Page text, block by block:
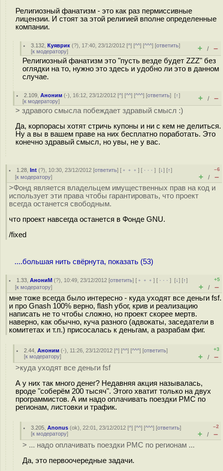
Религиозный фанатизм - это как раз пермиссивные
лицензии. И стоят за этой религией вполне определенные
компании.
3.132 ,Куяврик (?), 17:40, 23/12/2012 [^] [^^] [^^^] [ответить]
[к модератору] + / –
Религиозный фанатизм это "пусть везде будет ZZZ" без
оглядки на то, нужно это здесь и удобно ли это в данном
случае.
2.109 ,Аноним (-), 16:12, 23/12/2012 [^] [^^] [^^^] [ответить][↑]
[к модератору] + / –
> здравого смысла побеждает здравый смысл :)
Да, корпорасы хотят стричь купоны и ни с кем не делиться.
Ну а вы в вашем праве на них бесплатно поработать. Это
конечно здравый смысл, но увы, не у вас.
1.28 ,Int (?), 10:30, 23/12/2012 [ответить] [ ﹢﹢﹢] [ · · ·][↓] [↑]
[к модератору]
–6
+ / –
>Фонд является владельцем имущественных прав на код и
использует эти права чтобы гарантировать, что проект
всегда останется свободным.
что проект навсегда останется в Фонде GNU.
/fixed
....большая нить свёрнута, показать (53)
1.33 ,АнониМ (?), 10:49, 23/12/2012 [ответить] [ ﹢﹢﹢] [ · · ·][↓] [↑]
[к модератору]
+5
+ / –
мне тоже всегда было интересно - куда уходят все деньги fsf.
и про Gnash 100% верно, flash убог, крив и реализацию
написать не то чтобы сложно, но проект скорее мертв.
наверно, как обычно, куча разного (адвокаты, заседатели в
комитетах и т.п.) присосалась к деньгам, а разрабам фиг.
2.44 ,Аноним (-), 11:26, 23/12/2012 [^] [^^] [^^^] [ответить]
[к модератору]
+3
+ / –
>куда уходят все деньги fsf
А у них так много денег? Недавняя акция называлась,
вроде "соберём 200 тысяч". Этого хватит только на двух
программистов. А им надо оплачивать поездки РМС по
регионам, листовки и трафик.
3.205 ,Anonus (ok), 22:01, 23/12/2012 [^] [^^] [^^^] [ответить]
[к модератору]
–2
+ / –
> ... надо оплачивать поездки РМС по регионам ...
Да, это первоочередные задачи.